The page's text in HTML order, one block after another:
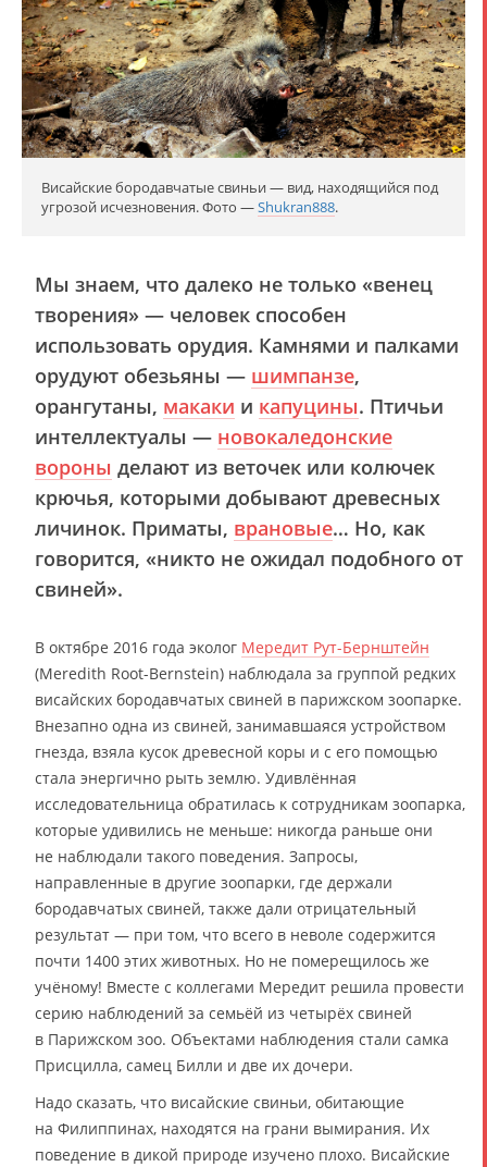
Висайские бородавчатые свиньи — вид, находящийся под
угрозой исчезновения. Фото —Shukran888.
Мы знаем, что далеко не только «венец
творения» — человек способен
использовать орудия. Камнями и палками
орудуют обезьяны — шимпанзе,
орангутаны, макаки и капуцины. Птичьи
интеллектуалы — новокаледонские
вороны делают из веточек или колючек
крючья, которыми добывают древесных
личинок. Приматы, врановые… Но, как
говорится, «никто не ожидал подобного от
свиней».
В октябре 2016 года эколог Мередит Рут-Бернштейн
(Meredith Root-Bernstein) наблюдала за группой редких
висайских бородавчатых свиней в парижском зоопарке.
Внезапно одна из свиней, занимавшаяся устройством
гнезда, взяла кусок древесной коры и с его помощью
стала энергично рыть землю. Удивлённая
исследовательница обратилась к сотрудникам зоопарка,
которые удивились не меньше: никогда раньше они
не наблюдали такого поведения. Запросы,
направленные в другие зоопарки, где держали
бородавчатых свиней, также дали отрицательный
результат — при том, что всего в неволе содержится
почти 1400 этих животных. Но не померещилось же
учёному! Вместе с коллегами Мередит решила провести
серию наблюдений за семьёй из четырёх свиней
в Парижском зоо. Объектами наблюдения стали самка
Присцилла, самец Билли и две их дочери.
Надо сказать, что висайские свиньи, обитающие
на Филиппинах, находятся на грани вымирания. Их
поведение в дикой природе изучено плохо. Висайские